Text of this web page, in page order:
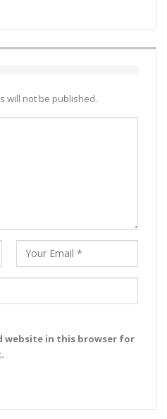
will not be published.
website in this browser for